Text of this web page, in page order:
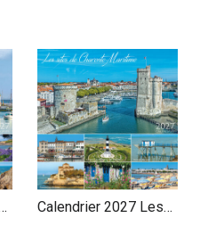
Calendrier 2027 Les